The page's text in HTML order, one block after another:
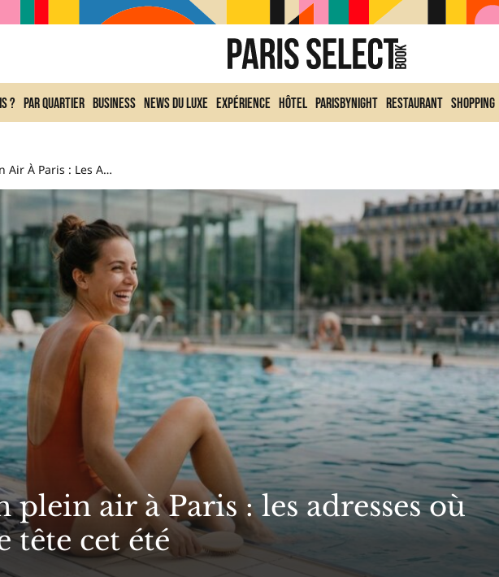
? Par quartier Business News du Luxe Expérience Hôtel ParisByNight Restaurant Shopping
Piscines En Plein Air À Paris : Les Adresses Où Piquer Une Tête Cet Été
plein air à Paris : les adresses où
tête cet été